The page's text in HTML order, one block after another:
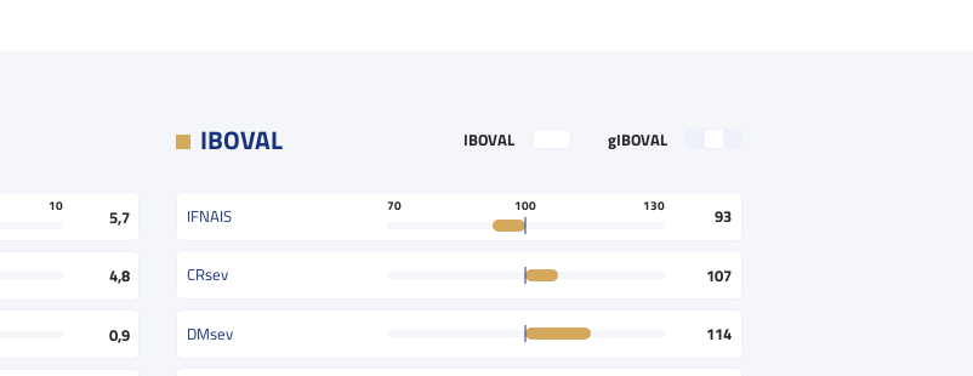
10 5,7
4,8
0,9
IBOVAL IBOVAL gIBOVAL
IFNAIS 70 100 130 93
CRsev 107
DMsev 114